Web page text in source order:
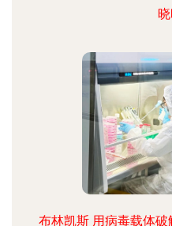
布林凯斯 用病毒载体破